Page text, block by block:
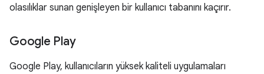
olasılıklar sunan genişleyen bir kullanıcı tabanını kaçırır.
Google Play
Google Play, kullanıcıların yüksek kaliteli uygulamaları